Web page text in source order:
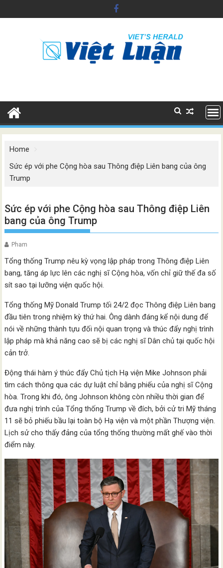
to
Home
Sức ép với phe Cộng hòa sau Thông điệp Liên bang của ông
Trump
Sức ép với phe Cộng hòa sau Thông điệp Liên
bang của ông Trump
Pham
Tổng thống Trump nêu kỳ vọng lập pháp trong Thông điệp Liên
bang, tăng áp lực lên các nghị sĩ Cộng hòa, vốn chỉ giữ thế đa số
sít sao tại lưỡng viện quốc hội.
Tổng thống Mỹ Donald Trump tối 24/2 đọc Thông điệp Liên bang
đầu tiên trong nhiệm kỳ thứ hai. Ông dành đáng kể nội dung để
nói về những thành tựu đối nội quan trọng và thúc đẩy nghị trình
lập pháp mà khả năng cao sẽ bị các nghị sĩ Dân chủ tại quốc hội
cản trở.
Động thái hàm ý thúc đẩy Chủ tịch Hạ viện Mike Johnson phải
tìm cách thông qua các dự luật chỉ bằng phiếu của nghị sĩ Cộng
hòa. Trong khi đó, ông Johnson không còn nhiều thời gian để
đưa nghị trình của Tổng thống Trump về đích, bởi cử tri Mỹ tháng
11 sẽ bỏ phiếu bầu lại toàn bộ Hạ viện và một phần Thượng viện.
Lịch sử cho thấy đảng của tổng thống thường mất ghế vào thời
điểm này.